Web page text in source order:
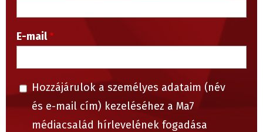
E-mail
Hozzájárulok a személyes adataim (név
és e-mail cím) kezeléséhez a Ma7
médiacsalád hírlevelének fogadása